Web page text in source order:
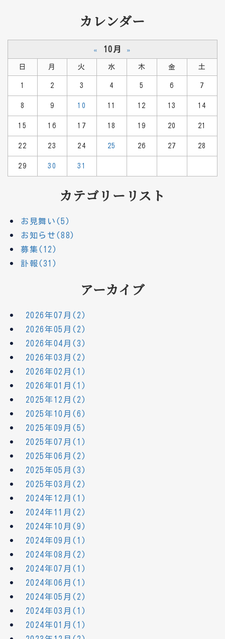
カレンダー
« 10月 »
日 月 火 水 木 金 土
1 2 3 4 5 6 7
8 9 10 11 12 13 14
15 16 17 18 19 20 21
22 23 24 25 26 27 28
29 30 31
カテゴリーリスト
お見舞い(5)
お知らせ(88)
募集(12)
訃報(31)
アーカイブ
2026年07月(2)
2026年05月(2)
2026年04月(3)
2026年03月(2)
2026年02月(1)
2026年01月(1)
2025年12月(2)
2025年10月(6)
2025年09月(5)
2025年07月(1)
2025年06月(2)
2025年05月(3)
2025年03月(2)
2024年12月(1)
2024年11月(2)
2024年10月(9)
2024年09月(1)
2024年08月(2)
2024年07月(1)
2024年06月(1)
2024年05月(2)
2024年03月(1)
2024年01月(1)